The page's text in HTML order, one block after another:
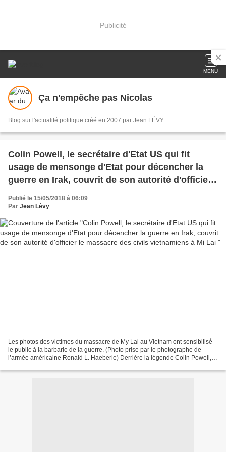
Publicité
MENU
Ça n'empêche pas Nicolas
Blog sur l'actualité politique créé en 2007 par Jean LÉVY
Colin Powell, le secrétaire d'Etat US qui fit
usage de mensonge d'Etat pour décencher la
guerre en Irak, couvrit de son autorité d'officier
le massacre des civils vietnamiens à Mi Lai
Publié le 15/05/2018 à 06:09
Par Jean Lévy
Les photos des victimes du massacre de My Lai au Vietnam ont sensibilisé
le public à la barbarie de la guerre. (Photo prise par le photographe de
l’armée américaine Ronald L. Haeberle) Derrière la légende Colin Powell, la